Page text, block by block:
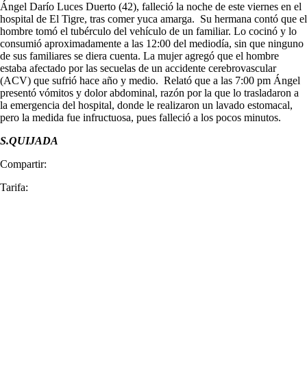
Ángel Darío Luces Duerto (42), falleció la noche de este viernes en el
hospital de El Tigre, tras comer yuca amarga. Su hermana contó que el
hombre tomó el tubérculo del vehículo de un familiar. Lo cocinó y lo
consumió aproximadamente a las 12:00 del mediodía, sin que ninguno
de sus familiares se diera cuenta. La mujer agregó que el hombre
estaba afectado por las secuelas de un accidente cerebrovascular
(ACV) que sufrió hace año y medio. Relató que a las 7:00 pm Ángel
presentó vómitos y dolor abdominal, razón por la que lo trasladaron a
la emergencia del hospital, donde le realizaron un lavado estomacal,
pero la medida fue infructuosa, pues falleció a los pocos minutos.
S.QUIJADA
Compartir:
Tarifa: